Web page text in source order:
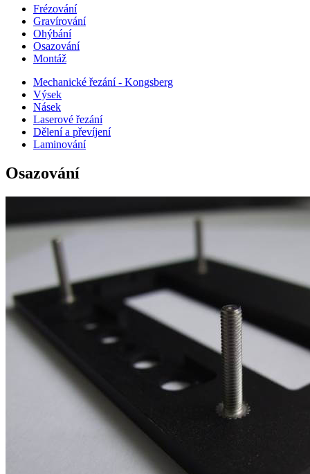
Frézování
Gravírování
Ohýbání
Osazování
Montáž
Mechanické řezání - Kongsberg
Výsek
Násek
Laserové řezání
Dělení a převíjení
Laminování
Osazování